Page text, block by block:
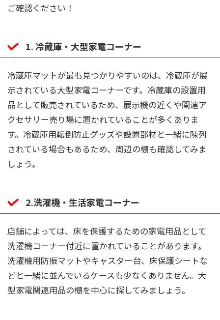
ご確認ください！
1. 冷蔵庫・大型家電コーナー
冷蔵庫マットが最も見つかりやすいのは、冷蔵庫が展
示されている大型家電コーナーです。冷蔵庫の設置用
品として販売されているため、展示機の近くや関連ア
クセサリー売り場に置かれていることが多くありま
す。冷蔵庫用転倒防止グッズや設置部材と一緒に陳列
されている場合もあるため、周辺の棚も確認してみま
しょう。
2.洗濯機・生活家電コーナー
店舗によっては、床を保護するための家電用品として
洗濯機コーナー付近に置かれていることがあります。
洗濯機用防振マットやキャスター台、床保護シートな
どと一緒に並んでいるケースも少なくありません。大
型家電関連用品の棚を中心に探してみましょう。